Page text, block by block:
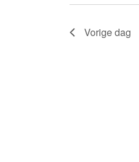
Vorige dag